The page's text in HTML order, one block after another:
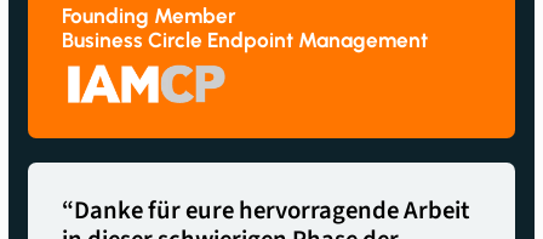
Founding Member
Business Circle Endpoint Management
“Danke für eure hervorragende Arbeit